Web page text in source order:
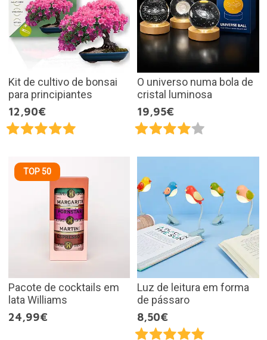
Kit de cultivo de bonsai
para principiantes
12,90€
O universo numa bola de
cristal luminosa
19,95€
TOP 50
Pacote de cocktails em
lata Williams
24,99€
Luz de leitura em forma
de pássaro
8,50€